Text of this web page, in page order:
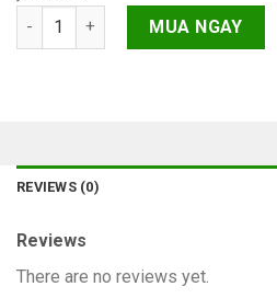
Mặt kính Samsung Galaxy A56
MUA NGAY
REVIEWS (0)
Reviews
There are no reviews yet.